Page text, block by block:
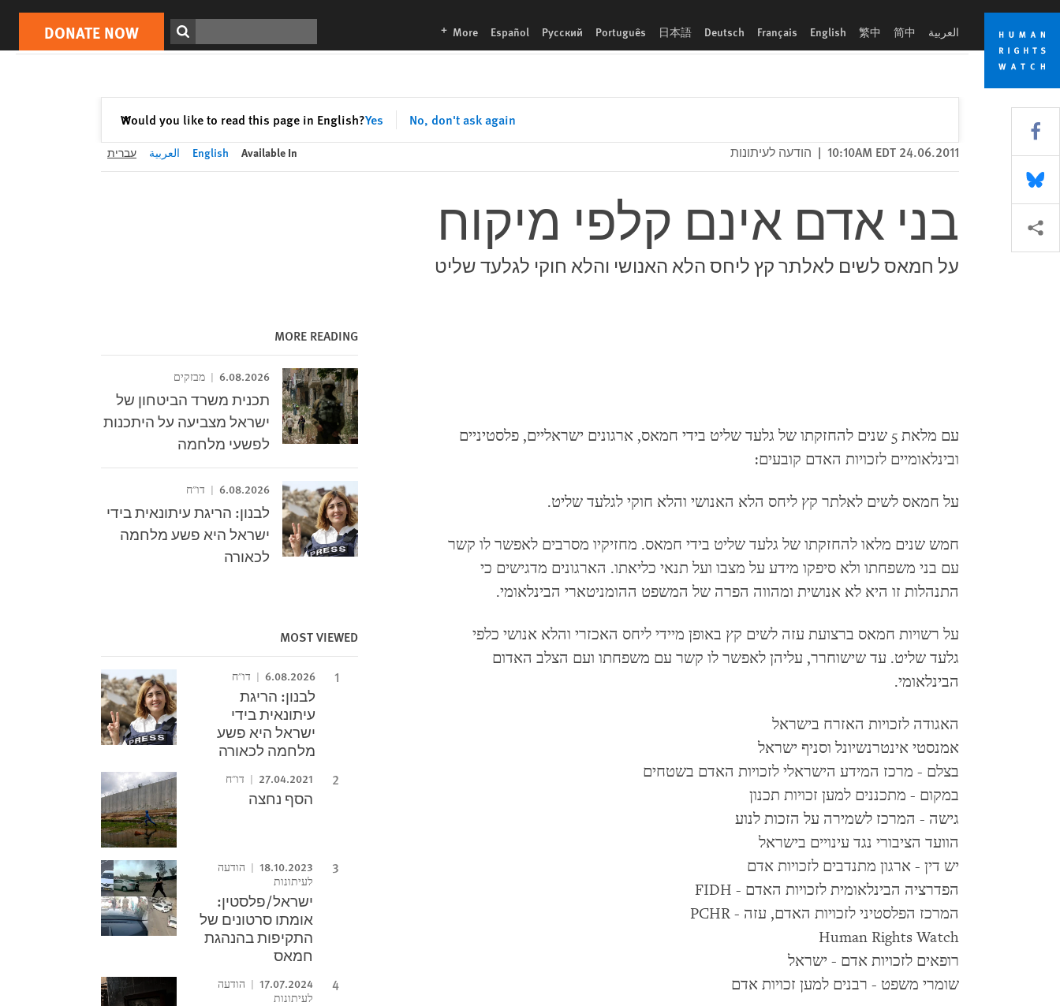
Skip
cookie
privacy
notice
Skip
main
content
العربية 简中
繁中
English
Français
Deutsch
日本語
Português
Русский
Español
More
languages
DONATE NOW
Would you like to read this page in English?Yes No, don't ask again
✕Close
Print
DONATE NOW
24.06.2011 10:10AM EDT
| הודעה לעיתונות Available In
English العربية עברית
בני אדם אינם קלפי מיקוח
על חמאס לשים לאלתר קץ ליחס הלא האנושי והלא חוקי לגלעד שליט
עם מלאת 5 שנים להחזקתו של גלעד שליט בידי חמאס, ארגונים ישראליים, פלסטיניים
ובינלאומיים לזכויות האדם קובעים:
על חמאס לשים לאלתר קץ ליחס הלא האנושי והלא חוקי לגלעד שליט.
חמש שנים מלאו להחזקתו של גלעד שליט בידי חמאס. מחזיקיו מסרבים לאפשר לו קשר
עם בני משפחתו ולא סיפקו מידע על מצבו ועל תנאי כליאתו. הארגונים מדגישים כי
התנהלות זו היא לא אנושית ומהווה הפרה של המשפט ההומניטארי הבינלאומי.
על רשויות חמאס ברצועת עזה לשים קץ באופן מיידי ליחס האכזרי והלא אנושי כלפי
גלעד שליט. עד שישוחרר, עליהן לאפשר לו קשר עם משפחתו ועם הצלב האדום
הבינלאומי.
האגודה לזכויות האזרח בישראל
אמנסטי אינטרנשיונל וסניף ישראל
בצלם - מרכז המידע הישראלי לזכויות האדם בשטחים
במקום - מתכננים למען זכויות תכנון
גישה - המרכז לשמירה על הזכות לנוע
הוועד הציבורי נגד עינויים בישראל
יש דין - ארגון מתנדבים לזכויות אדם
הפדרציה הבינלאומית לזכויות האדם - FIDH
המרכז הפלסטיני לזכויות האדם, עזה - PCHR
Human Rights Watch
רופאים לזכויות אדם - ישראל
שומרי משפט - רבנים למען זכויות אדם
MORE READING
6.08.2026 מבזקים
תכנית משרד הביטחון של
ישראל מצביעה על היתכנות
לפשעי מלחמה
6.08.2026 דו"ח
לבנון: הריגת עיתונאית בידי
ישראל היא פשע מלחמה
לכאורה
MOST VIEWED
6.08.2026 דו"ח
לבנון: הריגת
עיתונאית בידי
ישראל היא פשע
מלחמה לכאורה
27.04.2021 דו"ח
הסף נחצה
18.10.2023
הודעה
לעיתונות
ישראל/פלסטין:
אומתו סרטונים של
התקיפות בהנהגת
חמאס
17.07.2024
הודעה
לעיתונות
Share this via Facebook
Share this via Bluesky
More sharing options